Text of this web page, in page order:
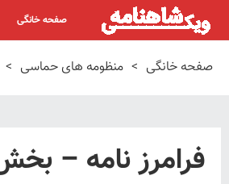
صفحه خانگی
صفحه خانگی > منظومه های حماسی >
فرامرز نامه – بخش ۶۲ – سؤال کردن